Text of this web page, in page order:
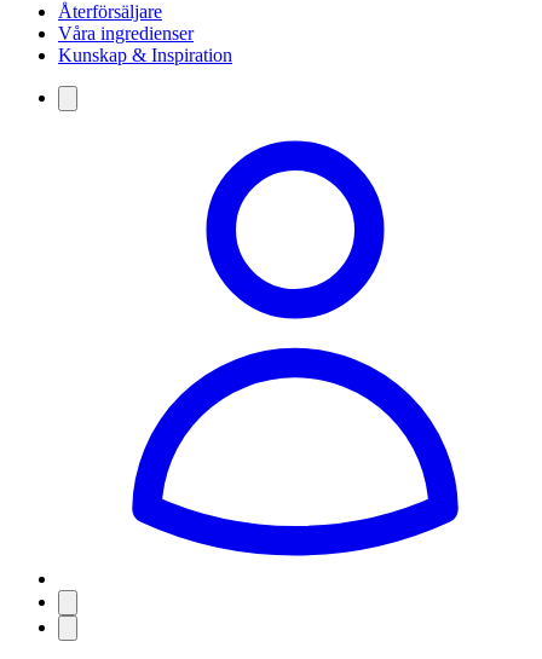
Återförsäljare
Våra ingredienser
Kunskap & Inspiration